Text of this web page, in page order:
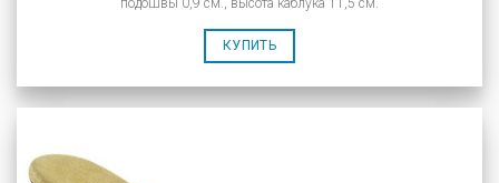
подошвы 0,9 см., высота каблука 11,5 см.
КУПИТЬ